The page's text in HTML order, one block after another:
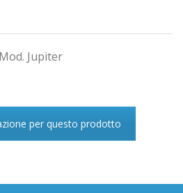
Jupiter
per questo prodotto